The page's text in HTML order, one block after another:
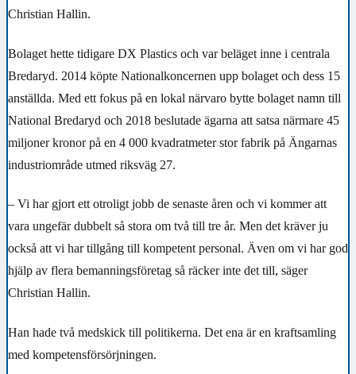
Christian Hallin.
Bolaget hette tidigare DX Plastics och var beläget inne i centrala
Bredaryd. 2014 köpte Nationalkoncernen upp bolaget och dess 15
anställda. Med ett fokus på en lokal närvaro bytte bolaget namn till
National Bredaryd och 2018 beslutade ägarna att satsa närmare 45
miljoner kronor på en 4 000 kvadratmeter stor fabrik på Ängarnas
industriområde utmed riksväg 27.
– Vi har gjort ett otroligt jobb de senaste åren och vi kommer att
vara ungefär dubbelt så stora om två till tre år. Men det kräver ju
också att vi har tillgång till kompetent personal. Även om vi har god
hjälp av flera bemanningsföretag så räcker inte det till, säger
Christian Hallin.
Han hade två medskick till politikerna. Det ena är en kraftsamling
med kompetensförsörjningen.